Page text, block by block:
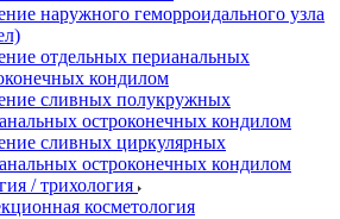
наружного геморроидального узла
отдельных перианальных
кондилом
сливных полукружных
остроконечных кондилом
сливных циркулярных
остроконечных кондилом
/ трихология
косметология